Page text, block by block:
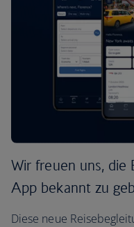
Wir freuen uns, die
App bekannt zu
Diese neue